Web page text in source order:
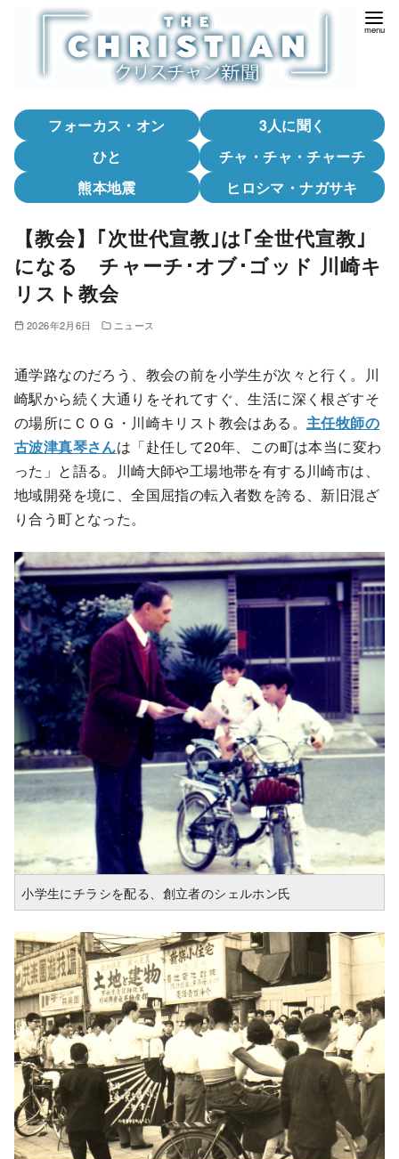
フォーカス・オン
3人に聞く
ひと
チャ・チャ・チャーチ
熊本地震
ヒロシマ・ナガサキ
【教会】｢次世代宣教｣は｢全世代宣教｣
になる チャーチ･オブ･ゴッド 川崎キ
リスト教会
2026年2月6日 ニュース
通学路なのだろう、教会の前を小学生が次々と行く。川
崎駅から続く大通りをそれてすぐ、生活に深く根ざすそ
の場所にＣＯＧ・川崎キリスト教会はある。 主任牧師の
古波津真琴さんは「赴任して20年、この町は本当に変わ
った」と語る。川崎大師や工場地帯を有する川崎市は、
地域開発を境に、全国屈指の転入者数を誇る、新旧混ざ
り合う町となった。
小学生にチラシを配る、創立者のシェルホン氏